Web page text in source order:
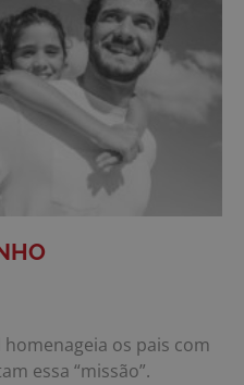
os pais com
essa “missão”.